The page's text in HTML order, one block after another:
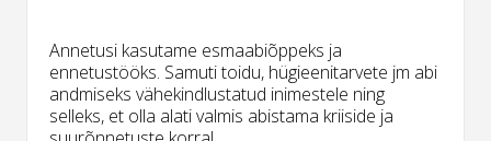
Annetusi kasutame esmaabiõppeks ja
ennetustööks. Samuti toidu, hügieenitarvete jm abi
andmiseks vähekindlustatud inimestele ning
selleks, et olla alati valmis abistama kriiside ja